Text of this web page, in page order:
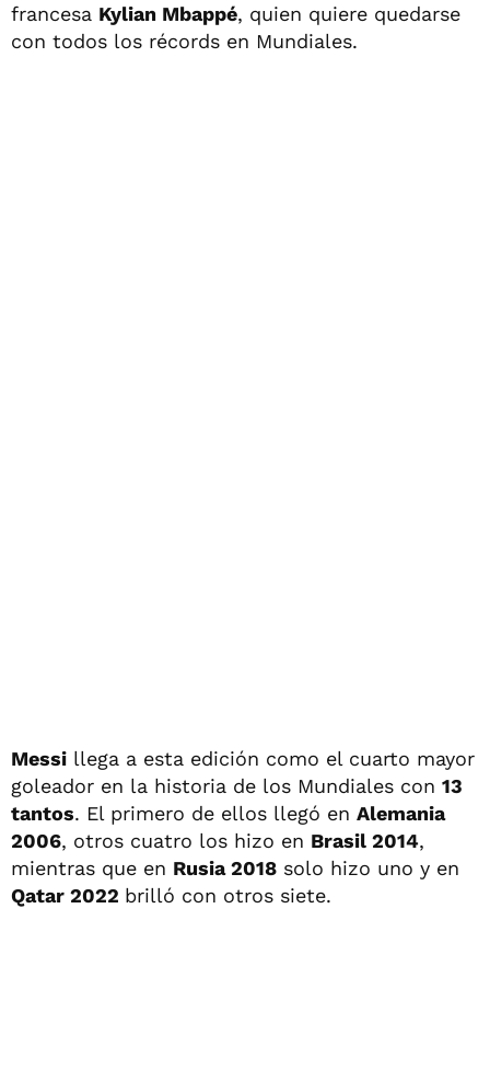
francesa Kylian Mbappé, quien quiere quedarse
con todos los récords en Mundiales.
Messi llega a esta edición como el cuarto mayor
goleador en la historia de los Mundiales con 13
tantos. El primero de ellos llegó en Alemania
2006, otros cuatro los hizo en Brasil 2014,
mientras que en Rusia 2018 solo hizo uno y en
Qatar 2022 brilló con otros siete.